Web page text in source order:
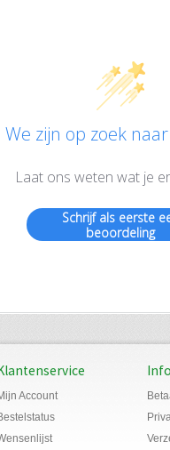
We zijn op zoek
Laat ons weten wat je
Schrijf als eerste
beoordeling
Account
Info